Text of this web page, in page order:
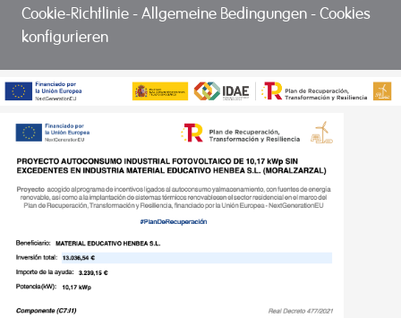
Cookie-Richtlinie -Allgemeine Bedingungen -Cookies
konfigurieren